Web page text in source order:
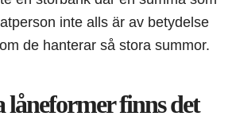
inte alls är av betydelse
de hanterar så stora summor.
finns det